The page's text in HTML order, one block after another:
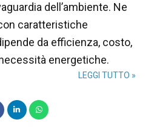
dell’ambiente. Ne
caratteristiche
da efficienza, costo,
energetiche.
LEGGI TUTTO »